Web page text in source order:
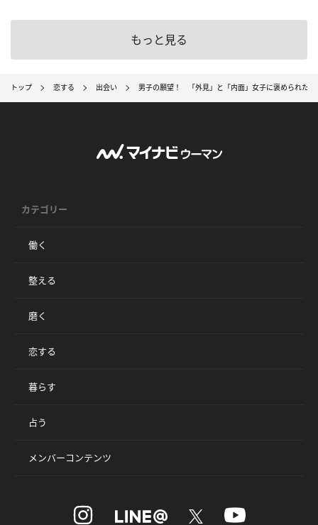
もっと見る
トップ 恋する 出会い 男子の願望！ 「外見」と「内面」女子に褒められたい
カテゴリー
働く
整える
磨く
恋する
暮らす
占う
メンバーコンテンツ